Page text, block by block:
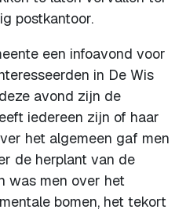
postkantoor.
een infoavond voor
in De Wis
avond zijn de
iedereen zijn of haar
het algemeen gaf men
de herplant van de
was men over het
bomen, het tekort